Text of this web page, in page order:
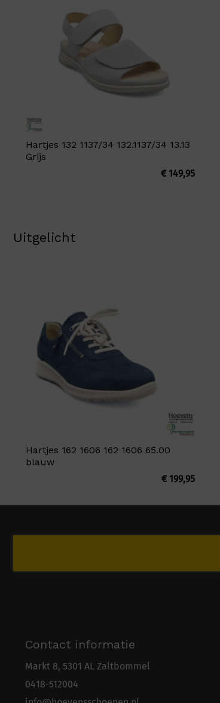
Hartjes 132 1137/34 132.1137/34 13.13
Grijs
€149,95
Uitgelicht
Hartjes 162 1606 162 1606 65.00
blauw
€199,95
Contact informatie
Markt 8, 5301 AL Zaltbommel
0418-512004